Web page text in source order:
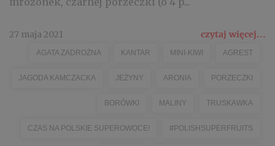
27 maja 2021 czytaj więcej...
AGATA ZADROŻNA KANTAR MINI-KIWI AGREST
JAGODA KAMCZACKA JEŻYNY ARONIA PORZECZKI
BORÓWKI MALINY TRUSKAWKA
CZAS NA POLSKIE SUPEROWOCE! #POLISHSUPERFRUITS